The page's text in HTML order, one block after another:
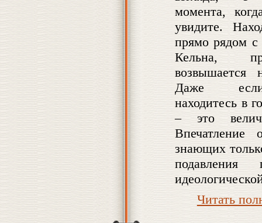
момента,
увидите.
прямо рядом с
Кельна,
возвышается
Даже
находитесь в
– это
знающих
Читать